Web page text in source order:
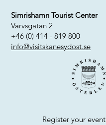
Simrishamn Tourist Center
Varvsgatan 2
+46 (0) 414 - 819 800
info@visitskanesydost.se
Register your event